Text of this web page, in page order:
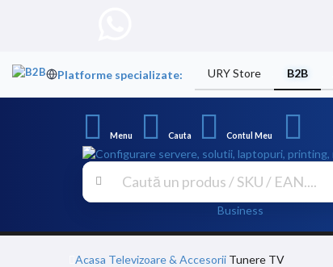
Platforme specializate: URY Store B2B
Menu Cauta Contul Meu
Business
Acasa Televizoare & Accesorii Tunere TV